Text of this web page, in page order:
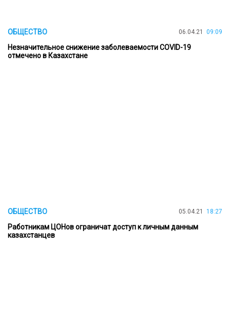
ОБЩЕСТВО 06.04.21 09:09
Незначительное снижение заболеваемости COVID-19
отмечено в Казахстане
ОБЩЕСТВО 05.04.21 18:27
Работникам ЦОНов ограничат доступ к личным данным
казахстанцев